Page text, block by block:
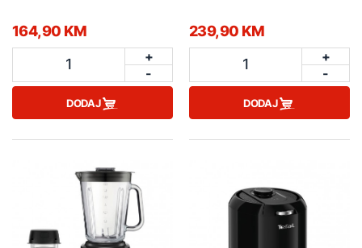
164,90 KM
1
+
-
DODAJ
239,90 KM
1
+
-
DODAJ